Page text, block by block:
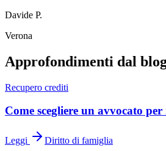
Davide P.
Verona
Approfondimenti dal
Recupero crediti
Come scegliere un avvocato
Leggi Diritto di famiglia